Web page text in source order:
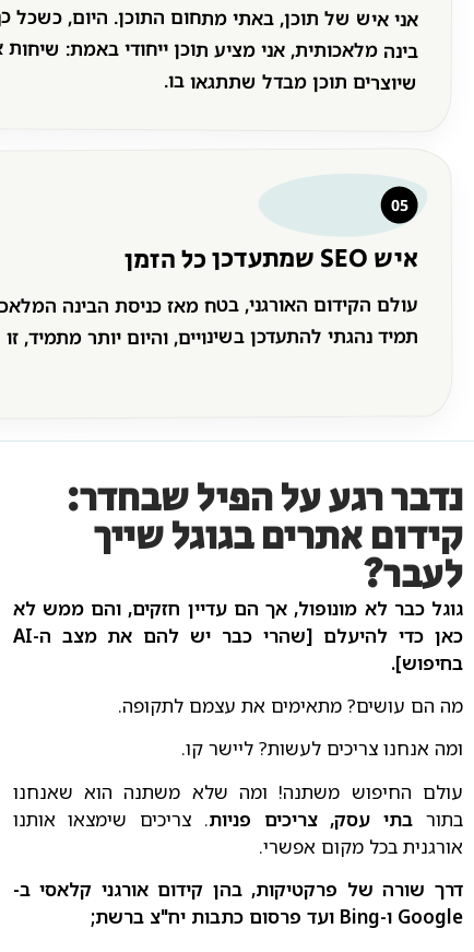
אני איש של תוכן, באתי מתחום התוכן. היום, כשכל
בינה מלאכותית, אני מציע תוכן ייחודי באמת:
שיוצרים תוכן מבדל שתתגאו בו.
05
איש SEO שמתעדכן כל הזמן
עולם הקידום האורגני, בטח מאז כניסת הבינה
תמיד נהגתי להתעדכן בשינויים, והיום יותר מתמיד,
נדבר רגע על הפיל שבחדר:
קידום אתרים בגוגל שייך
לעבר?
גוגל כבר לא מונופול, אך הם עדיין חזקים, והם ממש לא
כאן כדי להיעלם [שהרי כבר יש להם את מצב ה-AI
בחיפוש].
מה הם עושים? מתאימים את עצמם לתקופה.
ומה אנחנו צריכים לעשות? ליישר קו.
עולם החיפוש משתנה! ומה שלא משתנה הוא שאנחנו
בתור בתי עסק, צריכים פניות. צריכים שימצאו אותנו
אורגנית בכל מקום אפשרי.
דרך שורה של פרקטיקות, בהן קידום אורגני קלאסי ב-
Google ו-Bing ועד פרסום כתבות יח"צ ברשת;